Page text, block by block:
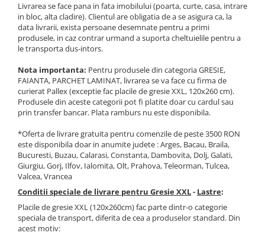
Livrarea se face pana in fata imobilului (poarta, curte, casa, intrare
in bloc, alta cladire). Clientul are obligatia de a se asigura ca, la
data livrarii, exista persoane desemnate pentru a primi
produsele, in caz contrar urmand a suporta cheltuielile pentru a
le transporta dus-intors.
Nota importanta: Pentru produsele din categoria GRESIE,
FAIANTA, PARCHET LAMINAT, livrarea se va face cu firma de
curierat Pallex (exceptie fac placile de gresie XXL, 120x260 cm).
Produsele din aceste categorii pot fi platite doar cu cardul sau
prin transfer bancar. Plata ramburs nu este disponibila.
*Oferta de livrare gratuita pentru comenzile de peste 3500 RON
este disponibila doar in anumite judete : Arges, Bacau, Braila,
Bucuresti, Buzau, Calarasi, Constanta, Dambovita, Dolj, Galati,
Giurgiu, Gorj, Ilfov, Ialomita, Olt, Prahova, Teleorman, Tulcea,
Valcea, Vrancea
Conditii speciale de livrare pentru Gresie XXL- Lastre:
Placile de gresie XXL (120x260cm) fac parte dintr-o categorie
speciala de transport, diferita de cea a produselor standard. Din
acest motiv: